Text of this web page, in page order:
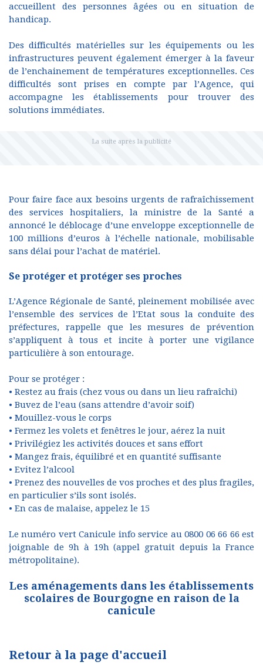
accueillent des personnes âgées ou en situation de
handicap.
Des difficultés matérielles sur les équipements ou les
infrastructures peuvent également émerger à la faveur
de l’enchainement de températures exceptionnelles. Ces
difficultés sont prises en compte par l’Agence, qui
accompagne les établissements pour trouver des
solutions immédiates.
Pour faire face aux besoins urgents de rafraîchissement
des services hospitaliers, la ministre de la Santé a
annoncé le déblocage d’une enveloppe exceptionnelle de
100 millions d’euros à l’échelle nationale, mobilisable
sans délai pour l’achat de matériel.
Se protéger et protéger ses proches
L’Agence Régionale de Santé, pleinement mobilisée avec
l’ensemble des services de l’Etat sous la conduite des
préfectures, rappelle que les mesures de prévention
s’appliquent à tous et incite à porter une vigilance
particulière à son entourage.
Pour se protéger :
• Restez au frais (chez vous ou dans un lieu rafraîchi)
• Buvez de l’eau (sans attendre d’avoir soif)
• Mouillez-vous le corps
• Fermez les volets et fenêtres le jour, aérez la nuit
• Privilégiez les activités douces et sans effort
• Mangez frais, équilibré et en quantité suffisante
• Evitez l’alcool
• Prenez des nouvelles de vos proches et des plus fragiles,
en particulier s’ils sont isolés.
• En cas de malaise, appelez le 15
Le numéro vert Canicule info service au 0800 06 66 66 est
joignable de 9h à 19h (appel gratuit depuis la France
métropolitaine).
Les aménagements dans les établissements
scolaires de Bourgogne en raison de la
canicule
Retour à la page d'accueil